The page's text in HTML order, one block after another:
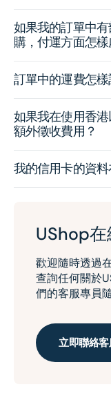
如果我的訂單中
購，付運方面怎樣
訂單中的運費怎樣
如果我在使用香
額外徵收費用？
我的信用卡的資
UShop
歡迎隨時透過
查詢任何關於
們的客服專員
立即聯絡